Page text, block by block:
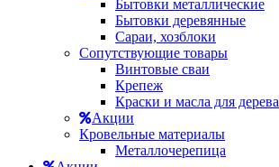
Бытовки металлические
Бытовки деревянные
Сараи, хозблоки
Сопутствующие товары
Винтовые сваи
Крепеж
Краски и масла для дерева
Акции
Кровельные материалы
Металлочерепица